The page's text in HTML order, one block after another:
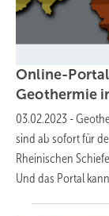
Online-
Geothermie
03.02.2023 -
sind ab sofort für
Rheinischen
Und das Portal